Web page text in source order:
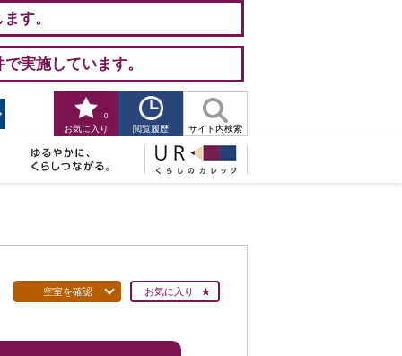
す。
実施しています。
お気に入り
0
閲覧履歴 サイト内検索
空室を確認 お気に入り